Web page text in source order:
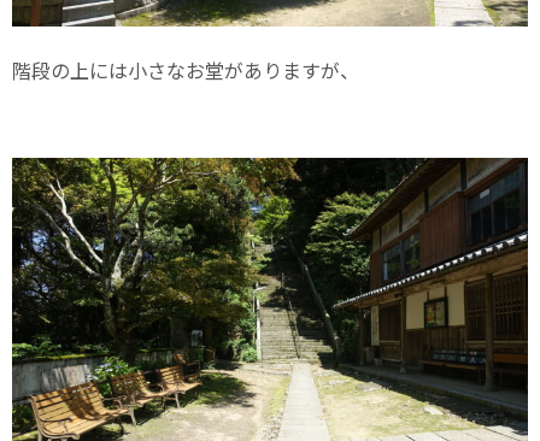
階段の上には小さなお堂がありますが、